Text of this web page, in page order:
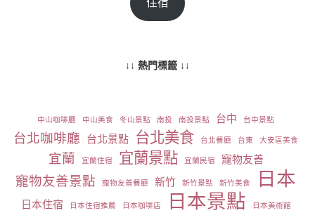
住宿
↓↓ 熱門標籤 ↓↓
中山咖啡廳 中山美食 冬山景點 南投 南投景點 台中 台中景點
台北咖啡廳 台北景點 台北美食 台北餐廳 台東 大安區美食
宜蘭 宜蘭住宿 宜蘭景點 宜蘭民宿 寵物友善
寵物友善景點 寵物友善餐廳 新竹 新竹景點 新竹美食 日本
日本住宿 日本住宿推薦 日本咖啡店 日本景點 日本美術館